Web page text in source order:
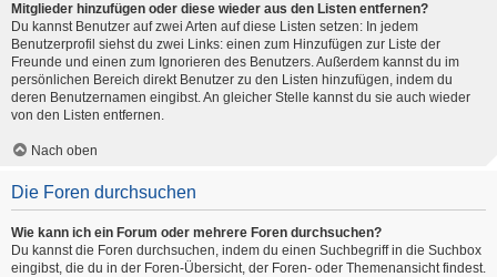
Mitglieder hinzufügen oder diese wieder aus den Listen entfernen?
Du kannst Benutzer auf zwei Arten auf diese Listen setzen: In jedem
Benutzerprofil siehst du zwei Links: einen zum Hinzufügen zur Liste der
Freunde und einen zum Ignorieren des Benutzers. Außerdem kannst du im
persönlichen Bereich direkt Benutzer zu den Listen hinzufügen, indem du
deren Benutzernamen eingibst. An gleicher Stelle kannst du sie auch wieder
von den Listen entfernen.
Nach oben
Die Foren durchsuchen
Wie kann ich ein Forum oder mehrere Foren durchsuchen?
Du kannst die Foren durchsuchen, indem du einen Suchbegriff in die Suchbox
eingibst, die du in der Foren-Übersicht, der Foren- oder Themenansicht findest.